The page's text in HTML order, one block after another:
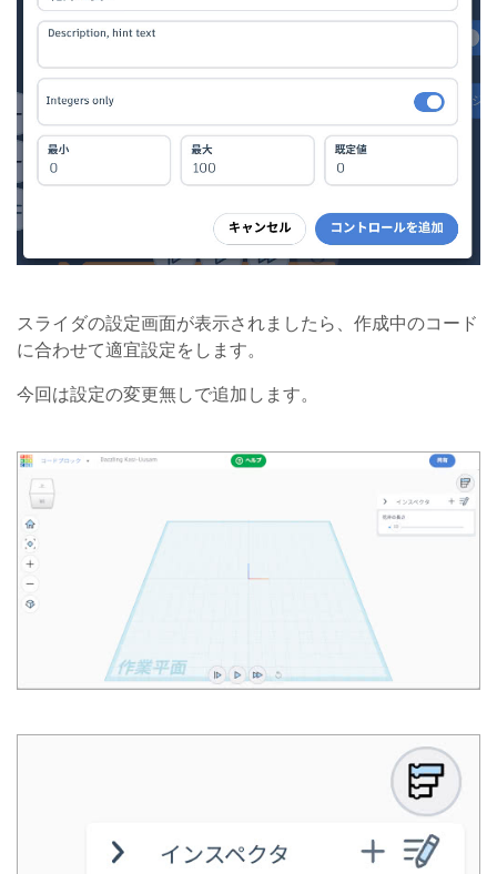
スライダの設定画面が表示されましたら、作成中のコード
に合わせて適宜設定をします。
今回は設定の変更無しで追加します。